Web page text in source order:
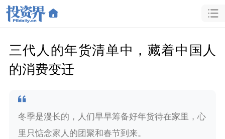
三代人的年货清单中，藏着中国人
的消费变迁
冬季是漫长的，人们早早筹备好年货待在家里，心
里只惦念家人的团聚和春节到来。